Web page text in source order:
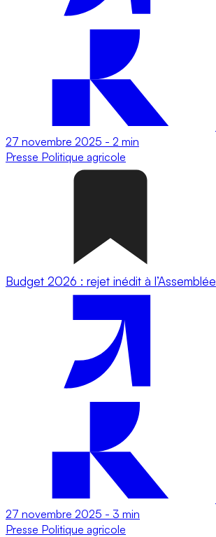
27 novembre 2025 - 2 min
Presse Politique agricole
Budget 2026 : rejet inédit à l’Assemblée
27 novembre 2025 - 3 min
Presse Politique agricole